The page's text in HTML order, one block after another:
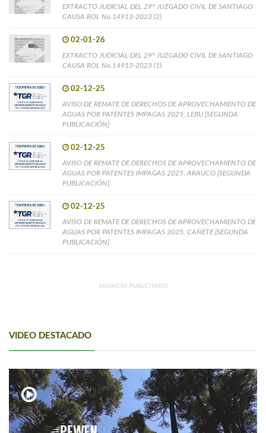
EXTRACTO JUDICIAL DEL 29° JUZGADO CIVIL DE SANTIAGO
CAUSA ROL No.14913-2023 (2)
02-01-26
EXTRACTO JUDICIAL DEL 29° JUZGADO CIVIL DE SANTIAGO
CAUSA ROL No.14913-2023 (1)
02-12-25
AVISO DE REMATE DE DERECHOS DE APROVECHAMIENTO DE
AGUAS POR PATENTES IMPAGAS 2025, LEBU [SEGUNDA
PUBLICACIÓN]
02-12-25
AVISO DE REMATE DE DERECHOS DE APROVECHAMIENTO DE
AGUAS POR PATENTES IMPAGAS 2025, ARAUCO [SEGUNDA
PUBLICACIÓN]
02-12-25
AVISO DE REMATE DE DERECHOS DE APROVECHAMIENTO DE
AGUAS POR PATENTES IMPAGAS 2025, CAÑETE [SEGUNDA
PUBLICACIÓN]
ANUNCIO PUBLICITARIO
VIDEO DESTACADO